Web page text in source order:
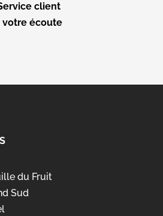
client
votre écoute
du Fruit
Sud